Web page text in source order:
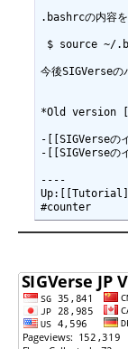
.bashrcの内容を
$ source ~/
今後SIGVerseの
*Old version
-[[SIGVerseの
-[[SIGVerseの
----
Up:[[Tutorial]]